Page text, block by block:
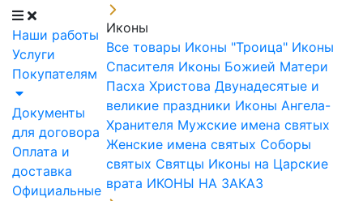
Наши работы
Услуги
Покупателям
Документы
для договора
Оплата и
доставка
Официальные
Иконы
Все товары Иконы "Троица" Иконы
Спасителя Иконы Божией Матери
Пасха Христова Двунадесятые и
великие праздники Иконы Ангела-
Хранителя Мужские имена святых
Женские имена святых Соборы
святых Святцы Иконы на Царские
врата ИКОНЫ НА ЗАКАЗ